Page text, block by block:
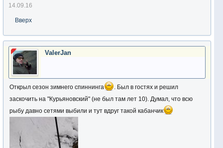
14.09.16
Вверх
ValerJan
Открыл сезон зимнего спиннинга
. Был в гостях и решил
заскочить на "Курьяновский" (не был там лет 10). Думал, что всю
рыбу давно сетями выбили и тут вдруг такой кабанчик